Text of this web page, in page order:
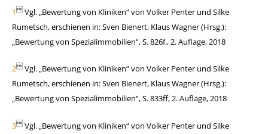
1 Vgl. „Bewertung von Kliniken“ von Volker Penter und Silke
Rumetsch, erschienen in: Sven Bienert, Klaus Wagner (Hrsg.):
„Bewertung von Spe­zi­al­im­mo­bi­li­en“, S. 826f., 2. Auflage, 2018
2 Vgl. „Bewertung von Kliniken“ von Volker Penter und Silke
Rumetsch, erschienen in: Sven Bienert, Klaus Wagner (Hrsg.):
„Bewertung von Spe­zi­al­im­mo­bi­li­en“, S. 833ff, 2. Auflage, 2018
3 Vgl. „Bewertung von Kliniken“ von Volker Penter und Silke